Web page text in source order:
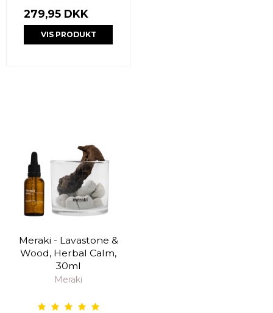
279,95 DKK
VIS PRODUKT
Meraki - Lavastone &
Wood, Herbal Calm,
30ml
Meraki